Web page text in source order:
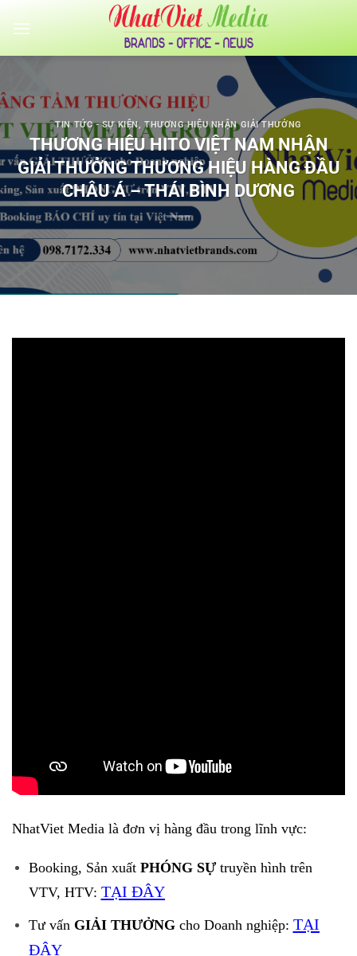
qua
TIN TỨC - SỰ KIỆN, THƯƠNG HIỆU NHẬN GIẢI THƯỞNG
THƯƠNG HIỆU HITO VIỆT NAM NHẬN
GIẢI THƯỞNG THƯƠNG HIỆU HÀNG ĐẦU
CHÂU Á – THÁI BÌNH DƯƠNG
NhatViet Media là đơn vị hàng đầu trong lĩnh vực:
Booking, Sản xuất PHÓNG SỰtruyền hình trên
VTV, HTV: TẠI ĐÂY
Tư vấn GIẢI THƯỞNGcho Doanh nghiệp: TẠI
ĐÂY